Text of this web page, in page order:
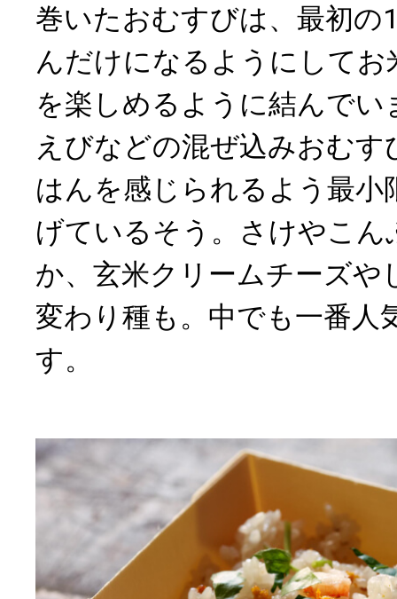
巻いたおむすびは、最初の
んだけになるようにして
を楽しめるように結んでい
えびなどの混ぜ込みおむ
はんを感じられるよう最小
げているそう。さけやこ
か、玄米クリームチーズや
変わり種も。中でも一番人
す。